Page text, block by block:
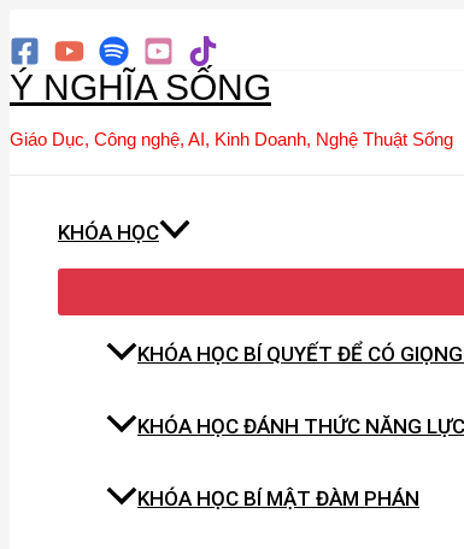
tới
nội
kiếm
Ý NGHĨA SỐNG
Giáo Dục, Công nghệ, AI, Kinh Doanh, Nghệ Thuật Sống
KHÓA HỌC
KHÓA HỌC BÍ QUYẾT ĐỂ CÓ
KHÓA HỌC ĐÁNH THỨC NĂNG
KHÓA HỌC BÍ MẬT ĐÀM PHÁN